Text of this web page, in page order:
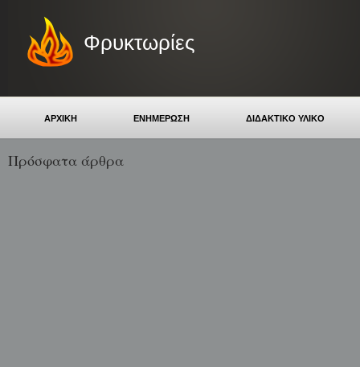
Φρυκτωρίες
ΑΡΧΙΚΗ ΕΝΗΜΕΡΩΣΗ ΔΙΔΑΚΤΙΚΟ ΥΛΙΚΟ
Πρόσφατα άρθρα